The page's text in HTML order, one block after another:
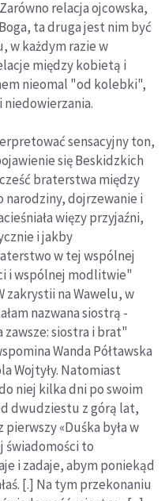
relacja ojcowska,
ta druga jest nim być
w każdym razie w
między kobietą i
nieomal "od kolebki",
sensacyjny ton,
się Beskidzkich
braterstwa między
narodziny, dojrzewanie i
więzy przyjaźni,
i jakby
w tej wspólnej
i wspólnej modlitwie"
zakrystii na Wawelu, w
nazwana siostrą -
zawsze: siostra i brat"
Wanda Półtawska
Wojtyły. Natomiast
niej kilka dni po swoim
dwudziestu z górą lat,
«Duśka była w
świadomości to
i zadaje, abym poniekąd
[.] Na tym przekonaniu